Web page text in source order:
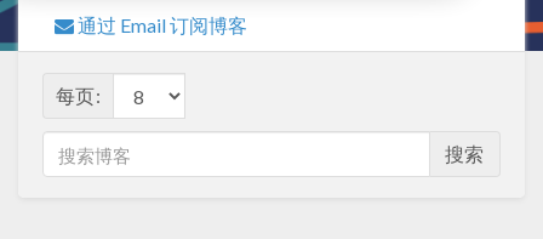
通过 Email 订阅博客
每页:
搜索